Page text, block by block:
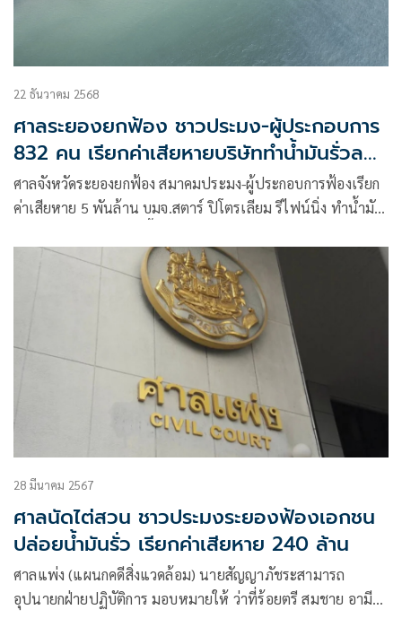
22 ธันวาคม 2568
ศาลระยองยกฟ้อง ชาวประมง-ผู้ประกอบการ
832 คน เรียกค่าเสียหายบริษัททำน้ำมันรั่วลง
ทะเล
ศาลจังหวัดระยองยกฟ้อง สมาคมประมง-ผู้ประกอบการฟ้องเรียก
ค่าเสียหาย 5 พันล้าน บมจ.สตาร์ ปิโตรเลียม รีไฟน์นิ่ง ทำน้ำมัน
รายได้ ตามความจริงพิสูจน์
28 มีนาคม 2567
ศาลนัดไต่สวน ชาวประมงระยองฟ้องเอกชน
ปล่อยน้ำมันรั่ว เรียกค่าเสียหาย 240 ล้าน
ศาลแพ่ง (แผนกคดีสิ่งแวดล้อม) นายสัญญาภัชระสามารถ
อุปนายกฝ่ายปฏิบัติการ มอบหมายให้ ว่าที่ร้อยตรี สมชาย อามีน